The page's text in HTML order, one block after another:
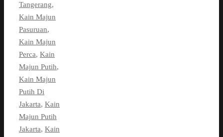
Tangerang,
Kain Majun
Pasuruan,
Kain Majun
Perca, Kain
Majun Putih,
Kain Majun
Putih Di
Jakarta, Kain
Majun Putih
Jakarta, Kain